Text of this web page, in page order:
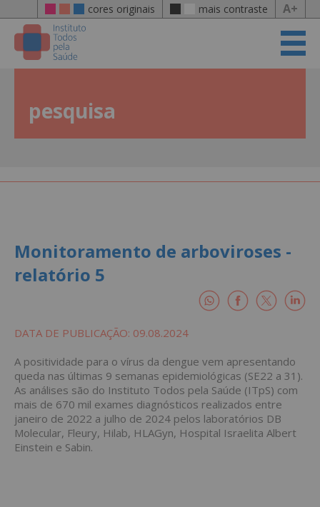
cores originais mais contraste A+
pesquisa
Monitoramento de arboviroses -
relatório 5
DATA DE PUBLICAÇÃO: 09.08.2024
A positividade para o vírus da dengue vem apresentando
queda nas últimas 9 semanas epidemiológicas (SE22 a 31).
As análises são do Instituto Todos pela Saúde (ITpS) com
mais de 670 mil exames diagnósticos realizados entre
janeiro de 2022 a julho de 2024 pelos laboratórios DB
Molecular, Fleury, Hilab, HLAGyn, Hospital Israelita Albert
Einstein e Sabin.